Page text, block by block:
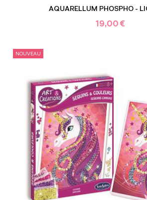
AQUARELLUM PHOSPHO -
19,00 €
NOUVEAU